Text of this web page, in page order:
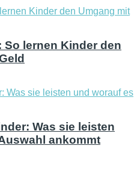
lernen Kinder den
Was sie leisten
ankommt